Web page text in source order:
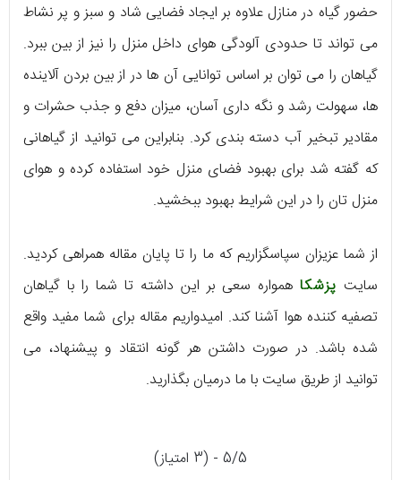
حضور گیاه در منازل علاوه بر ایجاد فضایی شاد و سبز و پر نشاط
می تواند تا حدودی آلودگی هوای داخل منزل را نیز از بین ببرد.
گیاهان را می توان بر اساس توانایی آن ها در از بین بردن آلاینده
ها، سهولت رشد و نگه داری آسان، میزان دفع و جذب حشرات و
مقادیر تبخیر آب دسته بندی کرد. بنابراین می توانید از گیاهانی
که گفته شد برای بهبود فضای منزل خود استفاده کرده و هوای
منزل تان را در این شرایط بهبود ببخشید.
از شما عزیزان سپاسگزاریم که ما را تا پایان مقاله همراهی کردید.
سایت پزشکاهمواره سعی بر این داشته تا شما را با گیاهان
تصفیه کننده هوا آشنا کند. امیدواریم مقاله برای شما مفید واقع
شده باشد. در صورت داشتن هر گونه انتقاد و پیشنهاد، می
توانید از طریق سایت با ما درمیان بگذارید.
5/5 - (3 امتیاز)